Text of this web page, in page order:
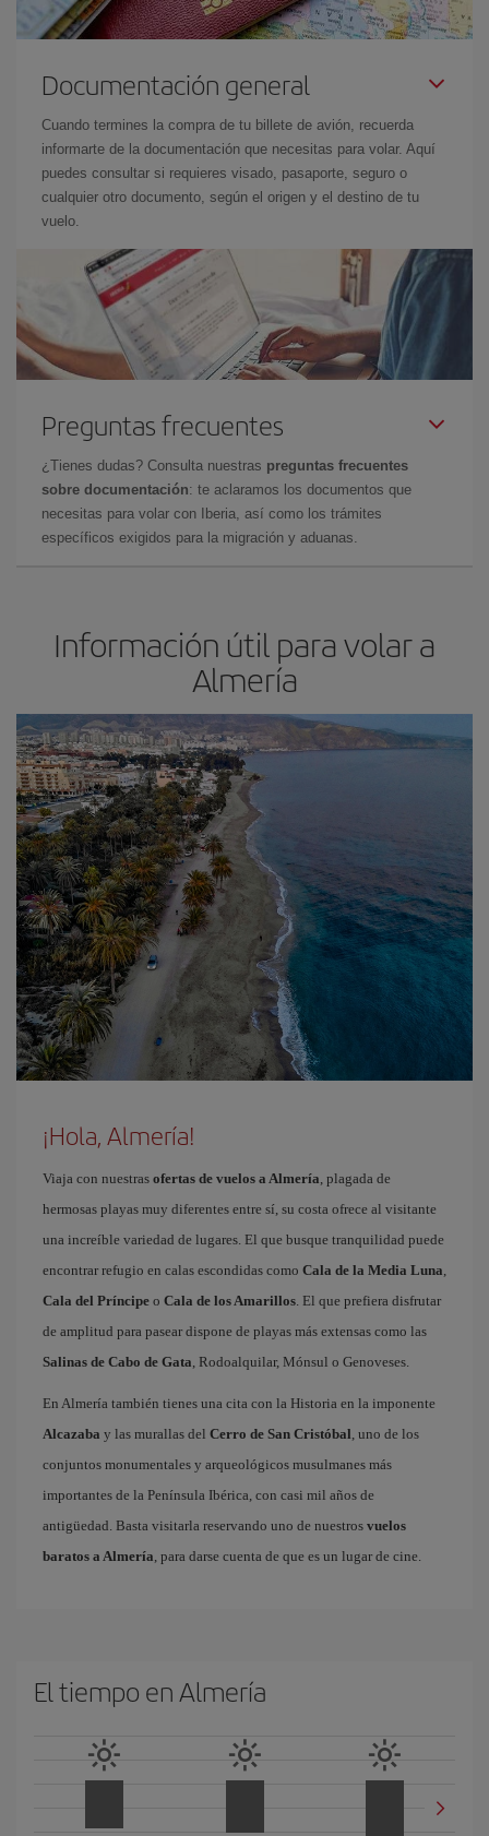
Documentación general
Cuando termines la compra de tu billete de avión, recuerda
informarte de la documentación que necesitas para volar. Aquí
puedes consultar si requieres visado, pasaporte, seguro o
cualquier otro documento, según el origen y el destino de tu
vuelo.
Preguntas frecuentes
¿Tienes dudas? Consulta nuestras preguntas frecuentes
sobre documentación: te aclaramos los documentos que
necesitas para volar con Iberia, así como los trámites
específicos exigidos para la migración y aduanas.
Información útil para volar a
Almería
¡Hola, Almería!
Viaja con nuestras ofertas de vuelos a Almería, plagada de
hermosas playas muy diferentes entre sí, su costa ofrece al visitante
una increíble variedad de lugares. El que busque tranquilidad puede
encontrar refugio en calas escondidas como Cala de la Media Luna,
Cala del Príncipe o Cala de los Amarillos. El que prefiera disfrutar
de amplitud para pasear dispone de playas más extensas como las
Salinas de Cabo de Gata, Rodoalquilar, Mónsul o Genoveses.
En Almería también tienes una cita con la Historia en la imponente
Alcazaba y las murallas del Cerro de San Cristóbal, uno de los
conjuntos monumentales y arqueológicos musulmanes más
importantes de la Península Ibérica, con casi mil años de
antigüedad. Basta visitarla reservando uno de nuestros vuelos
baratos a Almería, para darse cuenta de que es un lugar de cine.
El tiempo en Almería